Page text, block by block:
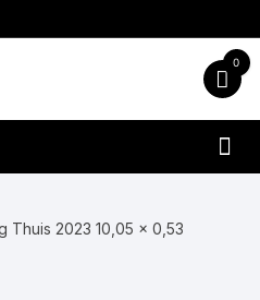
0
Thuis 2023 10,05 x 0,53